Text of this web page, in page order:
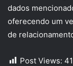
dados
oferecendo um
de
Post Views: